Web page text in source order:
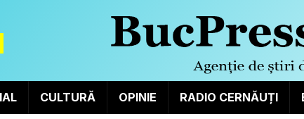
CULTURĂ OPINIE RADIO CERNĂUȚI